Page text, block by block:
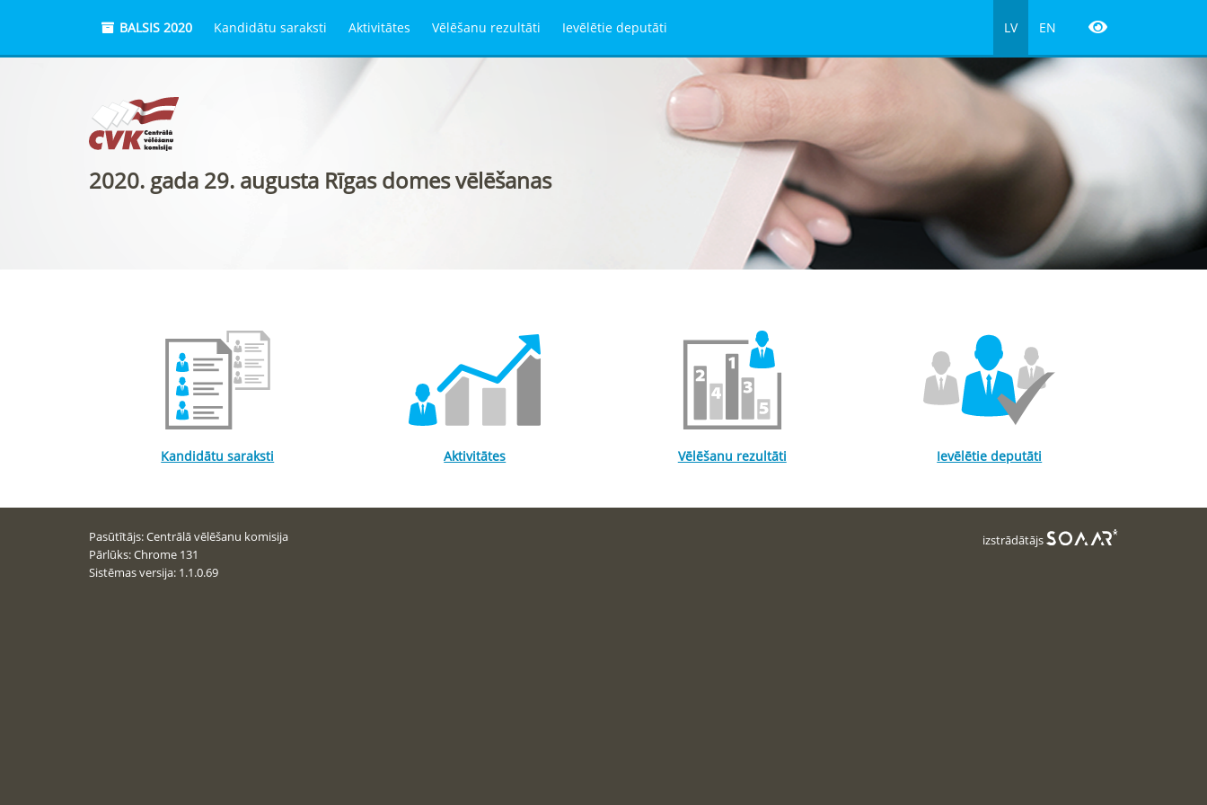
BALSIS 2020 Kandidātu saraksti Aktivitātes Vēlēšanu rezultāti Ievēlētie deputāti LV EN
2020. gada 29. augusta Rīgas domes vēlēšanas
Kandidātu saraksti Aktivitātes Vēlēšanu rezultāti Ievēlētie deputāti
izstrādātājs
Pasūtītājs: Centrālā vēlēšanu komisija
Pārlūks:Chrome 131
Sistēmas versija: 1.1.0.69